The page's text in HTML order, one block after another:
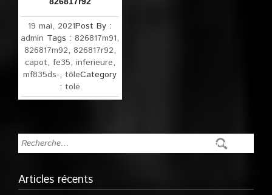
19 mai, 2021Post By :
admin Tags :826817m91,
826817m92, 826817r92,
capot, fe35, inferieure,
mf835ds-,tôleCategory
:tole
Articles récents